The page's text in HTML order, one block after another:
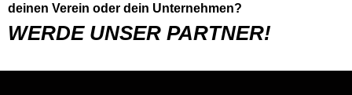
deinen Verein oder dein Unternehmen?
WERDE UNSER PARTNER!